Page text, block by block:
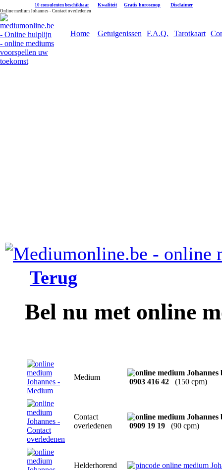
10 consulenten beschikbaar Kwaliteit Gratis horoscoop Disclaimer
Online medium Johannes - Contact overledenen
Home Getuigenissen F.A.Q. Tarotkaart
Terug
Bel nu met online
Medium
0903 416 42 (150 cpm)
Contact
overledenen
0909 19 19 (90 cpm)
Helderhorend